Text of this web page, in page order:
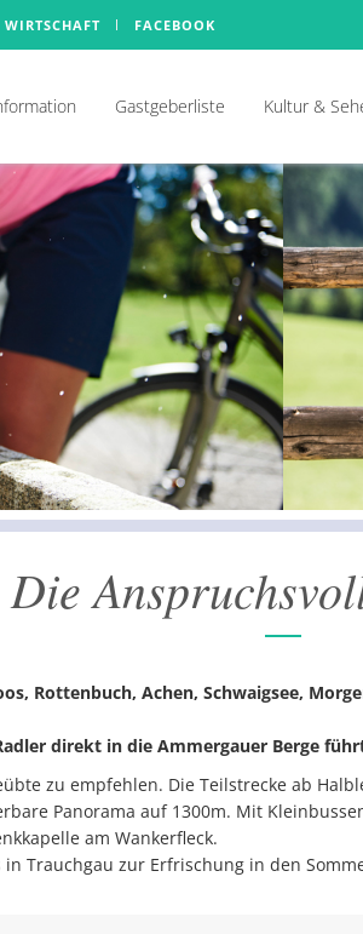
WIRTSCHAFT FACEBOOK
Gastgeberliste Kultur &
Die
Rottenbuch, Achen, Schwaigsee,
direkt in die Ammergauer Berge
zu empfehlen. Die Teilstrecke ab
Panorama auf 1300m. Mit
am Wankerfleck.
Trauchgau zur Erfrischung in den